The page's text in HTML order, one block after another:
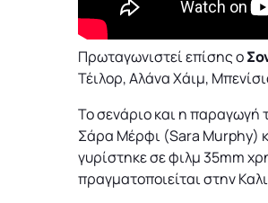
Πρωταγωνιστεί επίσης ο
Τέιλορ, Αλάνα Χάιμ,
Το σενάριο και η παραγωγή
Σάρα Μέρφι (Sara Murphy)
γυρίστηκε σε φιλμ 35mm
πραγματοποιείται στην